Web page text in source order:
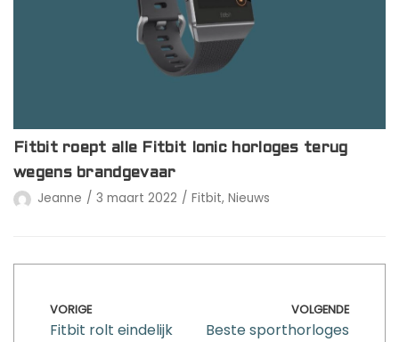
Fitbit roept alle Fitbit Ionic horloges terug
wegens brandgevaar
Jeanne 3 maart 2022 Fitbit, Nieuws
VORIGE
Fitbit rolt eindelijk
VOLGENDE
Beste sporthorloges